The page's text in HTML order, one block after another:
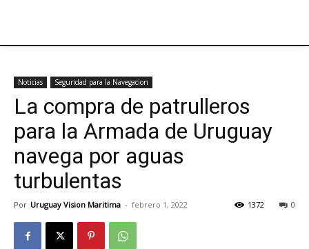
Noticias Seguridad para la Navegacion
La compra de patrulleros
para la Armada de Uruguay
navega por aguas
turbulentas
Por Uruguay Vision Maritima - febrero 1, 2022 0
1372